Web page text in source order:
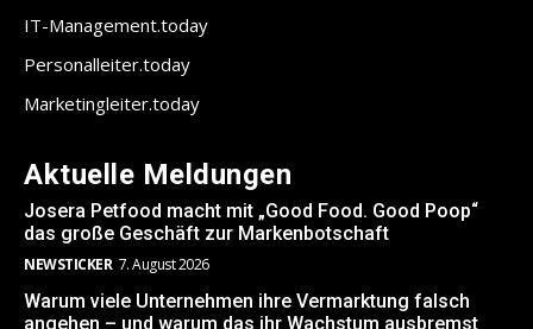
IT-Management.today
Personalleiter.today
Marketingleiter.today
Aktuelle Meldungen
Josera Petfood macht mit „Good Food. Good Poop“
das große Geschäft zur Markenbotschaft
NEWSTICKER 7. August 2026
Warum viele Unternehmen ihre Vermarktung falsch
angehen – und warum das ihr Wachstum ausbremst